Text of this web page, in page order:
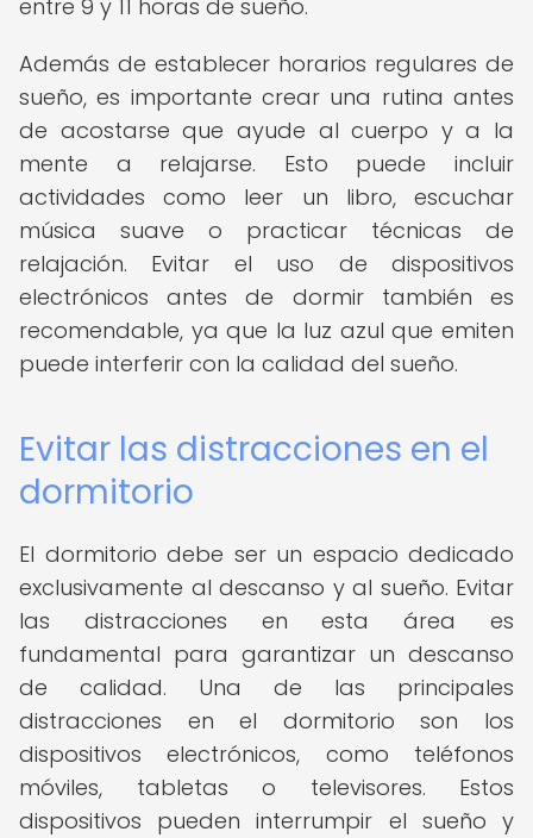
entre 9 y 11 horas de sueño.
Además de establecer horarios regulares de
sueño, es importante crear una rutina antes
de acostarse que ayude al cuerpo y a la
mente a relajarse. Esto puede incluir
actividades como leer un libro, escuchar
música suave o practicar técnicas de
relajación. Evitar el uso de dispositivos
electrónicos antes de dormir también es
recomendable, ya que la luz azul que emiten
puede interferir con la calidad del sueño.
Evitar las distracciones en el
dormitorio
El dormitorio debe ser un espacio dedicado
exclusivamente al descanso y al sueño. Evitar
las distracciones en esta área es
fundamental para garantizar un descanso
de calidad. Una de las principales
distracciones en el dormitorio son los
dispositivos electrónicos, como teléfonos
móviles, tabletas o televisores. Estos
dispositivos pueden interrumpir el sueño y